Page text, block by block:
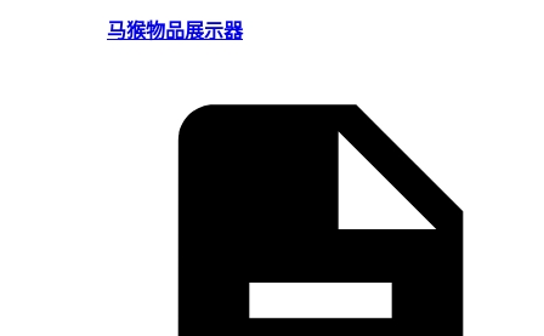
马猴物品展示器